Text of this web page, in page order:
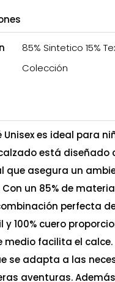
85% Sintetico 15%
Colección
Unisex es ideal para
está
que asegura un
un 85% de
perfecta
y 100% cuero
medio facilita el
se adapta a las
aventuras.